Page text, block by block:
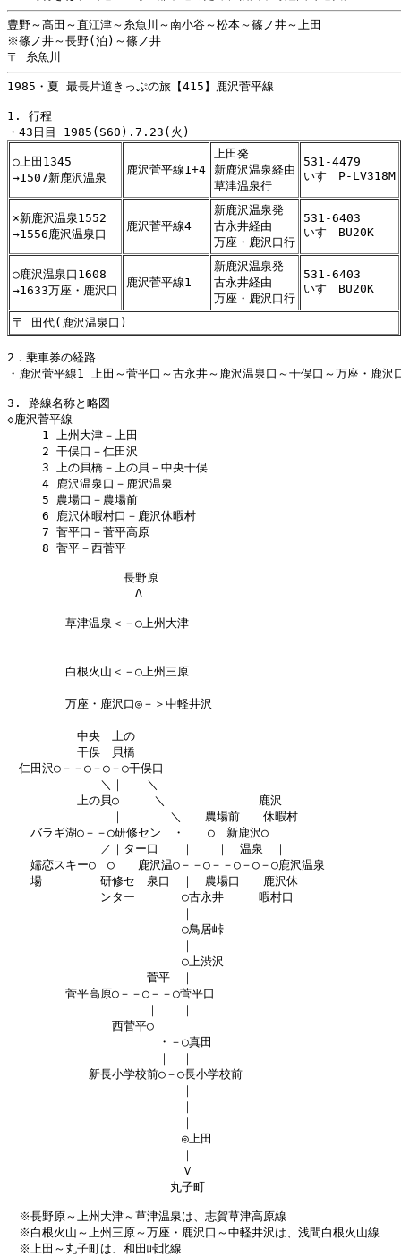
豊野～高田～直江津～糸魚川～南小谷～松本～篠ノ井～上田
※篠ノ井～長野(泊)～篠ノ井
1985・夏 最長片道きっぷの旅【415】鹿沢菅平線
1. 行程
○上田1345
→1507新鹿沢温泉
鹿沢菅平線1+4
上田発
新鹿沢温泉経由
草津温泉行
531-4479
いすゞP-LV318M
×新鹿沢温泉1552
→1556鹿沢温泉口
鹿沢菅平線4
新鹿沢温泉発
古永井経由
万座・鹿沢口行
531-6403
いすゞBU20K
○鹿沢温泉口1608
→1633万座・鹿沢口
鹿沢菅平線1
新鹿沢温泉発
古永井経由
万座・鹿沢口行
531-6403
いすゞBU20K
〒 田代(鹿沢温泉口)
2．乗車券の経路
・鹿沢菅平線1 上田～菅平口～古永井～鹿沢温泉口～干俣口～万座・鹿沢
3. 路線名称と略図
◇鹿沢菅平線
1 上州大津－上田
2 干俣口－仁田沢
3 上の貝橋－上の貝－中央干俣
4 鹿沢温泉口－鹿沢温泉
5 農場口－農場前
6 鹿沢休暇村口－鹿沢休暇村
7 菅平口－菅平高原
8 菅平－西菅平
長野原
Λ
｜
草津温泉＜－○上州大津
｜
｜
白根火山＜－○上州三原
｜
万座・鹿沢口◎－＞中軽井沢
｜
中央　上の｜
干俣　貝橋｜
仁田沢○－－○－○－○干俣口
＼｜　　＼
上の貝○　　　＼　　　　　　　　鹿沢
｜　　　　＼　　農場前　　休暇村
バラギ湖○－－○研修セン　・　　○　新鹿沢○
／｜ター口　　｜　　｜　温泉　｜
嬬恋スキー○　○　　鹿沢温○－－○－－○－○－○鹿沢温泉
場　　　　　研修セ　泉口　｜　農場口　　鹿沢休
ンター　　　　○古永井　　　暇村口
｜
○鳥居峠
｜
○上渋沢
菅平　｜
菅平高原○－－○－－○菅平口
｜　　｜
西菅平○　　｜
・－○真田
｜　｜
新長小学校前○－○長小学校前
｜
｜
｜
◎上田
｜
Ｖ
丸子町
※長野原～上州大津～草津温泉は、志賀草津高原線
※白根火山～上州三原～万座・鹿沢口～中軽井沢は、浅間白根火山線
※上田～丸子町は、和田峠北線